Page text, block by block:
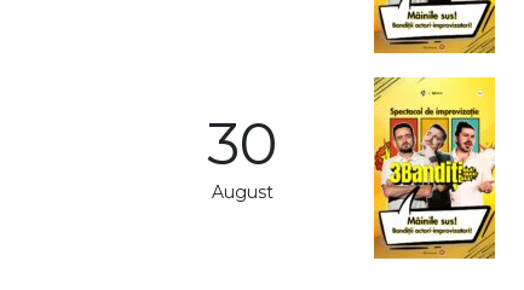
30
August